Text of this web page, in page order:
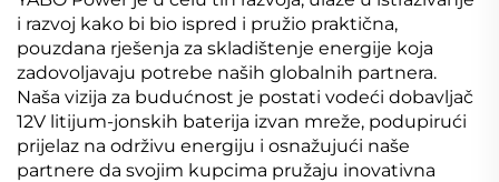
i razvoj kako bi bio ispred i pružio praktična,
pouzdana rješenja za skladištenje energije koja
zadovoljavaju potrebe naših globalnih partnera.
Naša vizija za budućnost je postati vodeći dobavljač
12V litijum-jonskih baterija izvan mreže, podupirući
prijelaz na održivu energiju i osnažujući naše
partnere da svojim kupcima pružaju inovativna